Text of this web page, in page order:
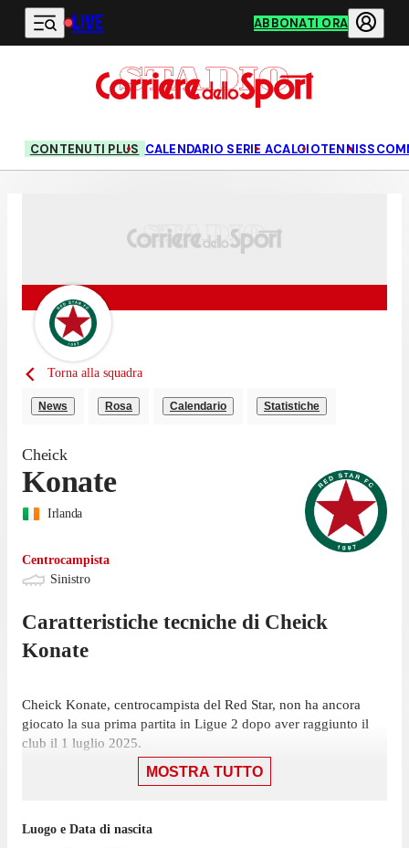
Vai al contenuto principale
LIVE ABBONATI ORA
CONTENUTI PLUS CALENDARIO SERIE ACALCIOTENNIS
Torna alla squadra
News Rosa Calendario Statistiche
Cheick
Konate
Irlanda
Centrocampista
Sinistro
Caratteristiche tecniche di Cheick
Konate
Cheick Konate, centrocampista del Red Star, non ha ancora
giocato la sua prima partita in Ligue 2 dopo aver raggiunto il
club il 1 luglio 2025.
La prossima sfida per Red Star sarà una trasferta contro il Saint-
MOSTRA TUTTO
Luogo e Data di nascita